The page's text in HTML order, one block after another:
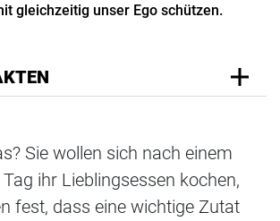
gleichzeitig unser Ego schützen.
Sie wollen sich nach einem
ihr Lieblingsessen kochen,
fest, dass eine wichtige Zutat